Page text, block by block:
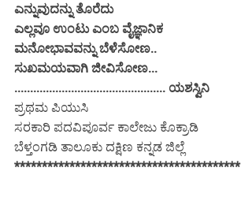
ಎನ್ನುವುದನ್ನು ತೊರೆದು
ಎಲ್ಲವೂ ಉಂಟು ಎಂಬ ವೈಜ್ಞಾನಿಕ
ಮನೋಭಾವವನ್ನು ಬೆಳೆಸೋಣ..
ಸುಖಮಯವಾಗಿ ಜೀವಿಸೋಣ...
................................................ ಯಶಸ್ವಿನಿ
ಪ್ರಥಮ ಪಿಯುಸಿ
ಸರಕಾರಿ ಪದವಿಪೂರ್ವ ಕಾಲೇಜು ಕೊಕ್ರಾಡಿ
ಬೆಳ್ತಂಗಡಿ ತಾಲೂಕು ದಕ್ಷಿಣ ಕನ್ನಡ ಜಿಲ್ಲೆ
*****************************************